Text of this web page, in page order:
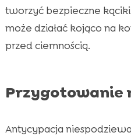
tworzyć bezpieczne
może działać kojąco na
przed ciemnością.
Przygotowanie
Antycypacja